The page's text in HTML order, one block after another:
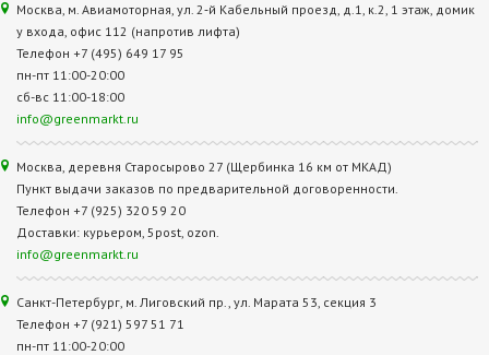
Москва, м. Авиамоторная, ул. 2‑й Кабельный проезд, д.1, к.2, 1 этаж, домик
у входа, офис 112 (напротив лифта)
Телефон +7 (495) 649 17 95
пн-пт 11:00-20:00
сб-вс 11:00-18:00
info@greenmarkt.ru
Москва, деревня Старосырово 27 (Щербинка 16 км от МКАД)
Пункт выдачи заказов по предварительной договоренности.
Телефон +7 (925) 320 59 20
Доставки: курьером, 5post, ozon.
info@greenmarkt.ru
Санкт-Петербург, м. Лиговский пр., ул. Марата 53, секция 3
Телефон +7 (921) 597 51 71
пн-пт 11:00-20:00